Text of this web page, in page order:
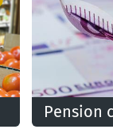
Pension
Parmi les